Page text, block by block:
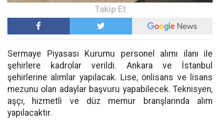
Sermaye Piyasası Kurumu personel alımı ilanı ile
şehirlere kadrolar verildi. Ankara ve İstanbul
şehirlerine alımlar yapılacak. Lise, önlisans ve lisans
mezunu olan adaylar başvuru yapabilecek. Teknisyen,
aşçı, hizmetli ve düz memur branşlarında alım
yapılacaktır.